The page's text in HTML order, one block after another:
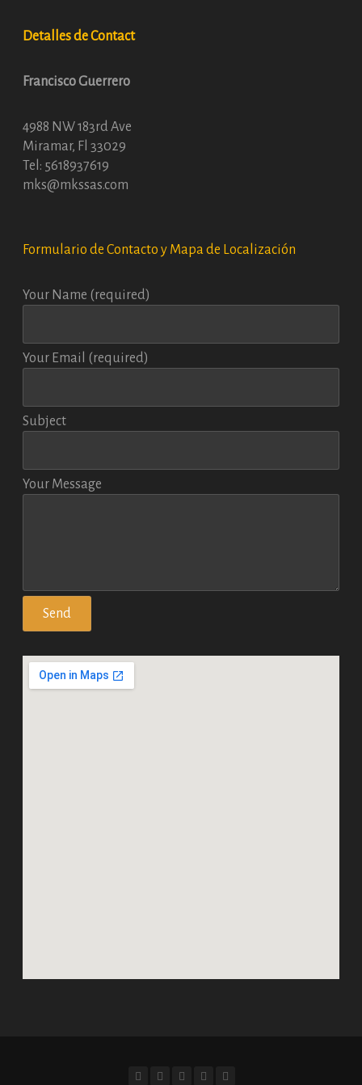
Detalles de Contact
Francisco Guerrero
4988 NW 183rd Ave
Miramar, Fl 33029
Tel: 5618937619
mks@mkssas.com
Formulario de Contacto y Mapa de Localización
Your Name (required)
Your Email (required)
Subject
Your Message